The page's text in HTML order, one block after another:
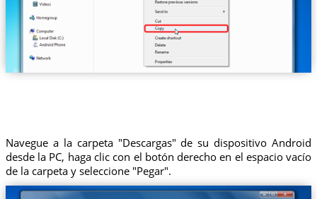
Navegue a la carpeta "Descargas" de su dispositivo Android
desde la PC, haga clic con el botón derecho en el espacio vacío
de la carpeta y seleccione "Pegar".